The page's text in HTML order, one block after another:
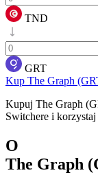
TND
GRT
Kup The Graph
Kupuj The Graph
Switchere i
O
The Graph